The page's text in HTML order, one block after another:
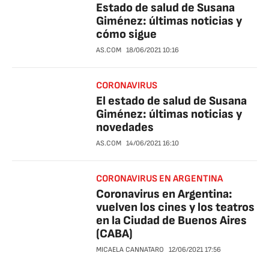
Estado de salud de Susana
Giménez: últimas noticias y
cómo sigue
AS.COM 18/06/2021 10:16
CORONAVIRUS
El estado de salud de Susana
Giménez: últimas noticias y
novedades
AS.COM 14/06/2021 16:10
CORONAVIRUS EN ARGENTINA
Coronavirus en Argentina:
vuelven los cines y los teatros
en la Ciudad de Buenos Aires
(CABA)
MICAELA CANNATARO 12/06/2021 17:56